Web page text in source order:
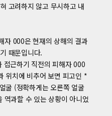
고려하지 않고 무시하고 내
자 000은 현재의 상해의 결과
때문입니다.
근하기 직전의 피해자 000
위치에 비추어 보면 피고인 *
굴 (정확하게는 오른쪽 얼굴
역과할 수 있는 상황이 아니었